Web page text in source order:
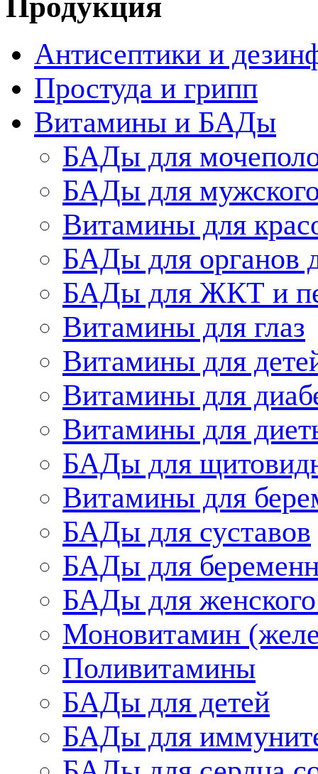
Антисептики и
Простуда и грипп
Витамины и БАДы
БАДы для
БАДы для
Витамины для
БАДы для органов
БАДы для ЖКТ и
Витамины для глаз
Витамины для
Витамины для
Витамины для
БАДы для
Витамины для
БАДы для суставов
БАДы для
БАДы для женского
Моновитамин
Поливитамины
БАДы для детей
БАДы для